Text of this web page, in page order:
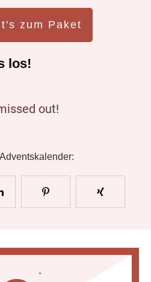
zum Paket
los!
out!